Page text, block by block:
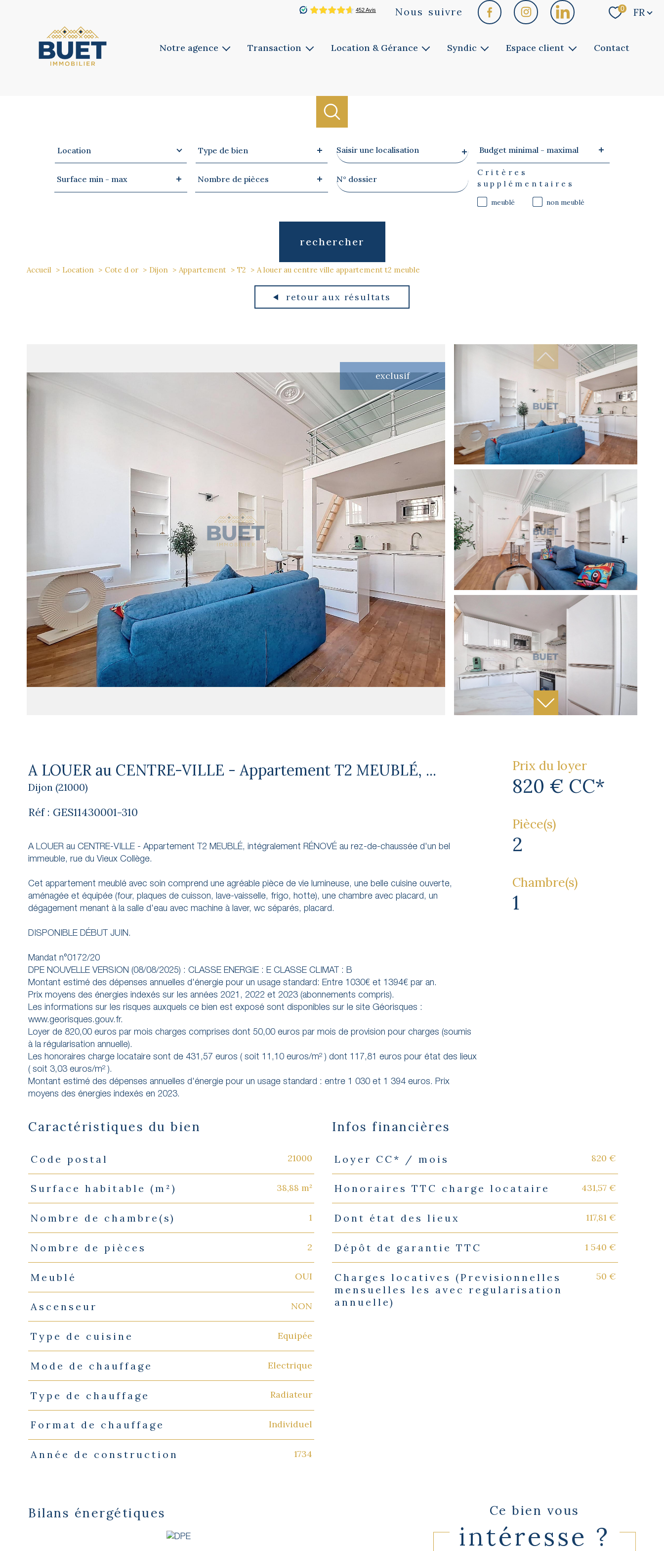
Nous suivre 0 FR
Notre agence Transaction Location & Gérance Syndic Espace client Contact
RECHERCHE
d'offre
Location
de
bien
Type de bien
minimal
-
maximal
Budget minimal - maximal
min
-
Surface min - max
de
pièces
Nombre de pièces
Critères
supplémentaires
meublé non meublé
rechercher
Accueil Location Cote d or Dijon Appartement T2 A louer au centre ville appartement t2 meuble
retour aux résultats
exclusif
A LOUER au CENTRE-VILLE - Appartement T2 MEUBLÉ, ...
Dijon (21000)
Réf : GES11430001-310
A LOUER au CENTRE-VILLE - Appartement T2 MEUBLÉ, intégralement RÉNOVÉ au rez-de-chaussée d'un bel
immeuble, rue du Vieux Collège.
Cet appartement meublé avec soin comprend une agréable pièce de vie lumineuse, une belle cuisine ouverte,
aménagée et équipée (four, plaques de cuisson, lave-vaisselle, frigo, hotte), une chambre avec placard, un
dégagement menant à la salle d'eau avec machine à laver, wc séparés, placard.
DISPONIBLE DÉBUT JUIN.
Mandat n°0172/20
DPE NOUVELLE VERSION (08/08/2025) : CLASSE ENERGIE : E CLASSE CLIMAT : B
Montant estimé des dépenses annuelles d'énergie pour un usage standard: Entre 1030€ et 1394€ par an.
Prix moyens des énergies indexés sur les années 2021, 2022 et 2023 (abonnements compris).
Les informations sur les risques auxquels ce bien est exposé sont disponibles sur le site Géorisques :
www.georisques.gouv.fr.
Loyer de 820,00 euros par mois charges comprises dont 50,00 euros par mois de provision pour charges (soumis
à la régularisation annuelle).
Les honoraires charge locataire sont de 431,57 euros ( soit 11,10 euros/m² ) dont 117,81 euros pour état des lieux
( soit 3,03 euros/m² ).
Montant estimé des dépenses annuelles d'énergie pour un usage standard : entre 1 030 et 1 394 euros. Prix
Prix du loyer
820 € CC*
Pièce(s)
2
Chambre(s)
1
Caractéristiques du bien
Caractéristiques Valeurs
Code postal 21000
Surface habitable (m²) 38,88 m²
Nombre de chambre(s) 1
Nombre de pièces 2
Meublé OUI
Ascenseur NON
Type de cuisine Equipée
Mode de chauffage Electrique
Type de chauffage Radiateur
Format de chauffage Individuel
Année de construction 1734
Infos financières
Caractéristiques Valeurs
Loyer CC* / mois 820 €
Honoraires TTC charge locataire 431,57 €
Dont état des lieux 117,81 €
Dépôt de garantie TTC 1 540 €
Charges locatives (Previsionnelles
mensuelles les avec regularisation
annuelle)
50 €
Bilans énergétiques Ce bien vous
intéresse ?